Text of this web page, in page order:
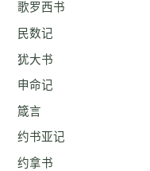
歌罗西书
民数记
犹大书
申命记
箴言
约书亚记
约拿书